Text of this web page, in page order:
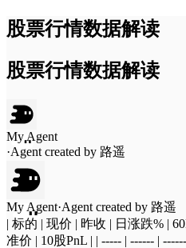
股票行情数据解读
股票行情数据解读
My Agent
·Agent created by 路遥
My Agent·Agent created by 路遥
| 标的 | 现价 | 昨收 | 日涨跌% |
准价 | 10股PnL | | ----- | ------ |